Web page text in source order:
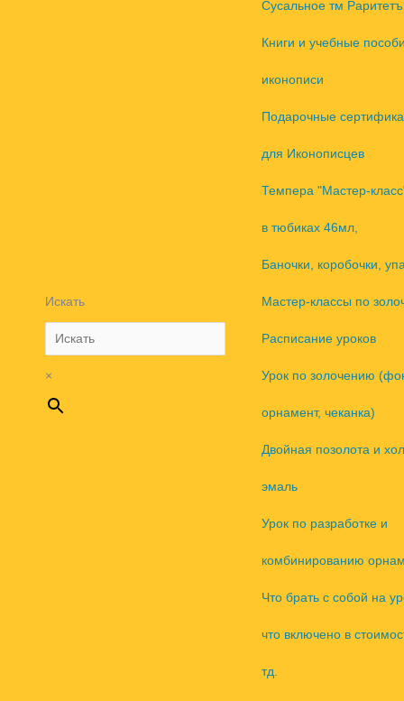
Искать
×
Сусальное тм Раритетъ
Книги и учебные
иконописи
Подарочные
для Иконописцев
Темпера "Мастер-
в тюбиках 46мл,
Баночки, коробочки,
Мастер-классы по
Расписание уроков
Урок по золочению
орнамент, чеканка)
Двойная позолота и
эмаль
Урок по разработке и
комбинированию
Что брать с собой на
что включено в
тд.